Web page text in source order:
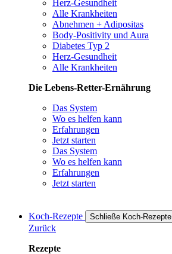
Herz-Gesundheit
Alle Krankheiten
Abnehmen + Adipositas
Body-Positivity und Aura
Diabetes Typ 2
Herz-Gesundheit
Alle Krankheiten
Die Lebens-Retter-Ernährung
Das System
Wo es helfen kann
Erfahrungen
Jetzt starten
Das System
Wo es helfen kann
Erfahrungen
Jetzt starten
Koch-Rezepte Schließe Koch-Rezepte
Zurück
Rezepte